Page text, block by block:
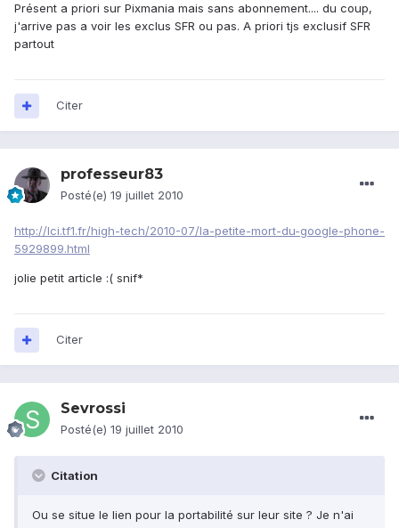
Présent a priori sur Pixmania mais sans abonnement.... du coup,
j'arrive pas a voir les exclus SFR ou pas. A priori tjs exclusif SFR
partout
Citer
professeur83
Posté(e) 19 juillet 2010
http://lci.tf1.fr/high-tech/2010-07/la-petite-mort-du-google-phone-
5929899.html
jolie petit article :( snif*
Citer
Sevrossi
Posté(e) 19 juillet 2010
Citation
Ou se situe le lien pour la portabilité sur leur site ? Je n'ai